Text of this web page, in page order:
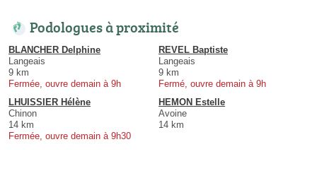
Podologues à proximité
BLANCHER Delphine
Langeais
9 km
Fermée, ouvre demain à 9h
REVEL Baptiste
Langeais
9 km
Fermé, ouvre demain à 9h
LHUISSIER Hélène
Chinon
14 km
Fermée, ouvre demain à 9h30
HEMON Estelle
Avoine
14 km